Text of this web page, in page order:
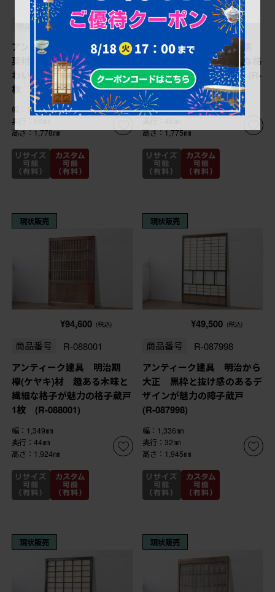
¥50,600 (税込)
商品番号 R-088003
アンティーク建具 明治期
栗材 深みのある色合いと味
わい深い金具が魅力の蔵戸1
枚 (R-088003)
幅：1,164㎜
奥行：58㎜
高さ：1,778㎜
¥69,300 (税込)
商品番号 R-088002
アンティーク建具 明治期
栗材 重厚な金具と繊細な格
子が趣深い格子蔵戸1枚 (R-
088002)
幅：1,162㎜
高さ：1,775㎜
現状販売
¥94,600 (税込)
商品番号 R-088001
アンティーク建具 明治期
欅(ケヤキ)材 趣ある木味と
繊細な格子が魅力の格子蔵戸
1枚 (R-088001)
幅：1,349㎜
奥行：44㎜
高さ：1,924㎜
現状販売
¥49,500 (税込)
商品番号 R-087998
アンティーク建具 明治から
大正 黒枠と抜け感のあるデ
ザインが魅力の障子蔵戸
(R-087998)
幅：1,336㎜
奥行：32㎜
高さ：1,945㎜
現状販売 現状販売